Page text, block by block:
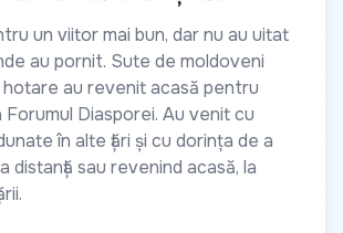
un viitor mai bun, dar nu au uitat
au pornit. Sute de moldoveni
au revenit acasă pentru
Diasporei. Au venit cu
în alte țări și cu dorința de a
distanță sau revenind acasă, la